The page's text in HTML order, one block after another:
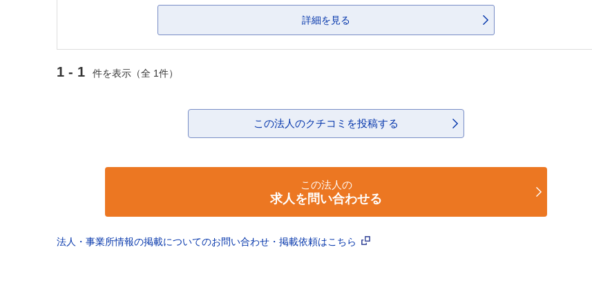
詳細を見る
1 - 1 件を表示（全 1件）
この法人のクチコミを投稿する
この法人の
求人を問い合わせる
法人・事業所情報の掲載についてのお問い合わせ・掲載依頼はこちら